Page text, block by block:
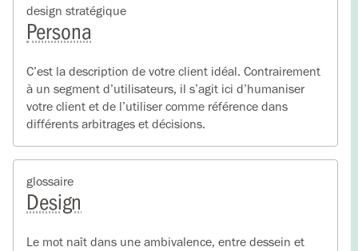
design stratégique
Persona
C’est la description de votre client idéal. Contrairement
à un segment d’utilisateurs, il s’agit ici d’humaniser
votre client et de l’utiliser comme référence dans
différents arbitrages et décisions.
glossaire
Design
Le mot naît dans une ambivalence, entre dessein et